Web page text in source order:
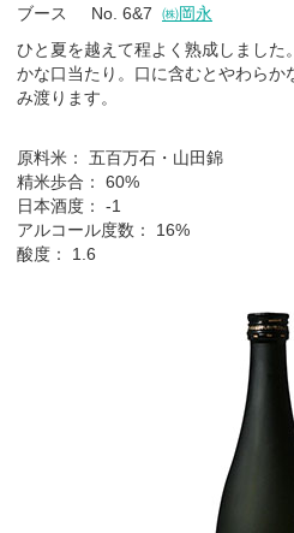
ブース No. 6&7 ㈱岡永
ひと夏を越えて程よく熟成しまし
かな口当たり。口に含むとやわらか
み渡ります。
原料米： 五百万石・山田錦
精米歩合： 60%
日本酒度： -1
アルコール度数： 16%
酸度： 1.6